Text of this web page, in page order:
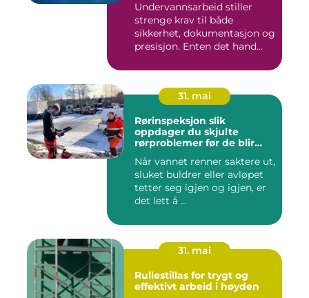
Undervannsarbeid stiller
strenge krav til både
sikkerhet, dokumentasjon og
presisjon. Enten det hand...
31. mai
Rørinspeksjon slik
oppdager du skjulte
rørproblemer før de blir
Når vannet renner saktere ut,
sluket buldrer eller avløpet
tetter seg igjen og igjen, er
det lett å ...
31. mai
Rullestillas for trygt og
effektivt arbeid i høyden